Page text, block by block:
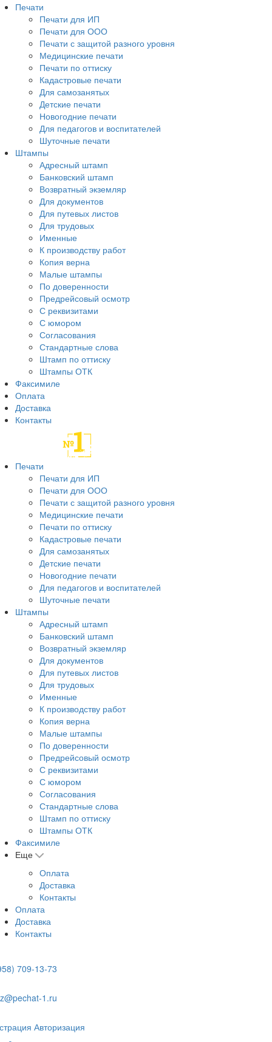
Печати
Печати для ИП
Печати для ООО
Печати с защитой разного уровня
Медицинские печати
Печати по оттиску
Кадастровые печати
Для самозанятых
Детские печати
Новогодние печати
Для педагогов и воспитателей
Шуточные печати
Штампы
Адресный штамп
Банковский штамп
Возвратный экземляр
Для документов
Для путевых листов
Для трудовых
Именные
К производству работ
Копия верна
Малые штампы
По доверенности
Предрейсовый осмотр
С реквизитами
С юмором
Согласования
Стандартные слова
Штамп по оттиску
Штампы ОТК
Факсимиле
Оплата
Доставка
Контакты
Печати
Печати для ИП
Печати для ООО
Печати с защитой разного уровня
Медицинские печати
Печати по оттиску
Кадастровые печати
Для самозанятых
Детские печати
Новогодние печати
Для педагогов и воспитателей
Шуточные печати
Штампы
Адресный штамп
Банковский штамп
Возвратный экземляр
Для документов
Для путевых листов
Для трудовых
Именные
К производству работ
Копия верна
Малые штампы
По доверенности
Предрейсовый осмотр
С реквизитами
С юмором
Согласования
Стандартные слова
Штамп по оттиску
Штампы ОТК
Факсимиле
Еще
Оплата
Доставка
Контакты
Оплата
Доставка
Контакты
709-13-73
1.ru
Авторизация